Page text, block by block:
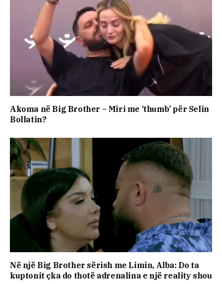
Akoma në Big Brother – Miri me ‘thumb’ për Selin
Bollatin?
Në një Big Brother sërish me Limin, Alba: Do ta
kuptonit çka do thotë adrenalina e një reality shou